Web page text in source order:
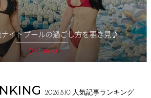
イトプールの過ごし方を覗き見♪
【PR】DeNA
2026.8.10人気記事ランキング